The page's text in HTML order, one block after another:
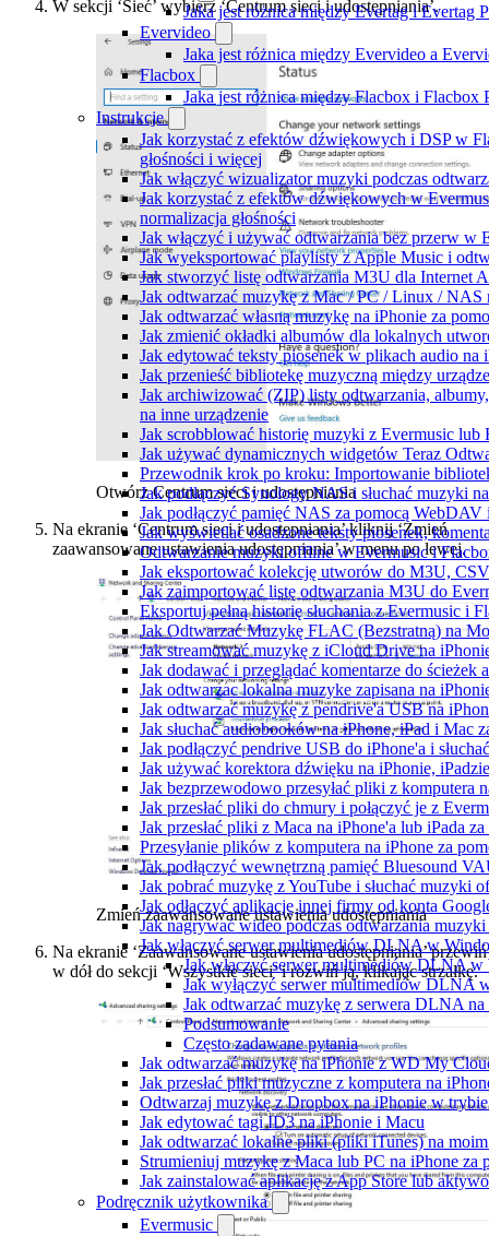
Jaka jest różnica między Evertag i Evertag
Evervideo
Jaka jest różnica między Evervideo a
Flacbox
Jaka jest różnica między Flacbox i Flacbox
Instrukcje
Jak korzystać z efektów dźwiękowych i DSP w
głośności i więcej
Jak włączyć wizualizator muzyki podczas
Jak korzystać z efektów dźwiękowych w
normalizacja głośności
Jak włączyć i używać odtwarzania bez przerw w
Jak wyeksportować playlisty z Apple Music i
Jak stworzyć listę odtwarzania M3U dla Internet
Jak odtwarzać muzykę z Mac / PC / Linux /
Jak odtwarzać własną muzykę na iPhonie za
Jak zmienić okładki albumów dla lokalnych
Jak edytować teksty piosenek w plikach audio
Jak przenieść bibliotekę muzyczną między
Jak archiwizować (ZIP) listy odtwarzania,
na inne urządzenie
Jak scrobblować historię muzyki z Evermusic lub
Jak używać dynamicznych widgetów Teraz
Przewodnik krok po kroku: Importowanie
Jak podłączyć Synology NAS i słuchać muzyki
Jak podłączyć pamięć NAS za pomocą
Jak wyświetlać osadzone teksty piosenek,
Odtwarzanie muzyki offline w Evermusic i
Jak eksportować kolekcję utworów do M3U,
Jak zaimportować listę odtwarzania M3U do
Eksportuj pełną historię słuchania z Evermusic i
Jak Odtwarzać Muzykę FLAC (Bezstratną) na
Jak streamować muzykę z iCloud Drive na
Jak dodawać i przeglądać komentarze do
Jak odtwarzac lokalna muzyke zapisana na
Jak odtwarzać muzykę z pendrive'a USB na
Jak słuchać audiobooków na iPhone, iPad i Mac
Jak podłączyć pendrive USB do iPhone'a i
Jak używać korektora dźwięku na iPhonie,
Jak bezprzewodowo przesyłać pliki z komputera
Jak przesłać pliki do chmury i połączyć je z
Jak przesłać pliki z Maca na iPhone'a lub iPada
Przesyłanie plików z komputera na iPhone za
Jak podłączyć wewnętrzną pamięć Bluesound
Jak pobrać muzykę z YouTube i słuchać muzyki
Jak odłączyć aplikację innej firmy od konta
Jak nagrywać wideo podczas odtwarzania
Jak włączyć serwer multimediów DLNA w
Jak włączyć serwer multimediów DLNA w
Jak wyłączyć serwer multimediów DLNA
Jak odtwarzać muzykę z serwera DLNA na
Podsumowanie
Często zadawane pytania
Jak odtwarzać muzykę na iPhonie z WD My
Jak przesłać pliki muzyczne z komputera na
Odtwarzaj muzykę z Dropbox na iPhonie w
Jak edytować tagi ID3 na iPhonie i Macu
Jak odtwarzać lokalne pliki (pliki iTunes) na
Strumieniuj muzykę z Maca lub PC na iPhone za
Jak zainstalować aplikację z App Store lub
Podręcznik użytkownika
Evermusic
W sekcji ‘Sieć’ wybierz ‘Centrum sieci i udostępniania’.
Otwórz Centrum sieci i udostępniania
Na ekranie ‘Centrum sieci i udostępniania’ kliknij ‘Zmień
zaawansowane ustawienia udostępniania’ w menu po lewej.
Zmień zaawansowane ustawienia udostępniania
Na ekranie ‘Zaawansowane ustawienia udostępniania’ przewiń
w dół do sekcji ‘Wszystkie sieci’ i rozwiń ją, klikając strzałkę.